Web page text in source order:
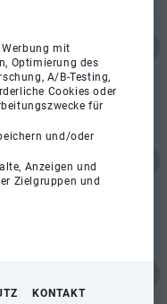
mit
Optimierung des
A/B-Testing,
Cookies oder
für
und/oder
Anzeigen und
Zielgruppen und
KONTAKT